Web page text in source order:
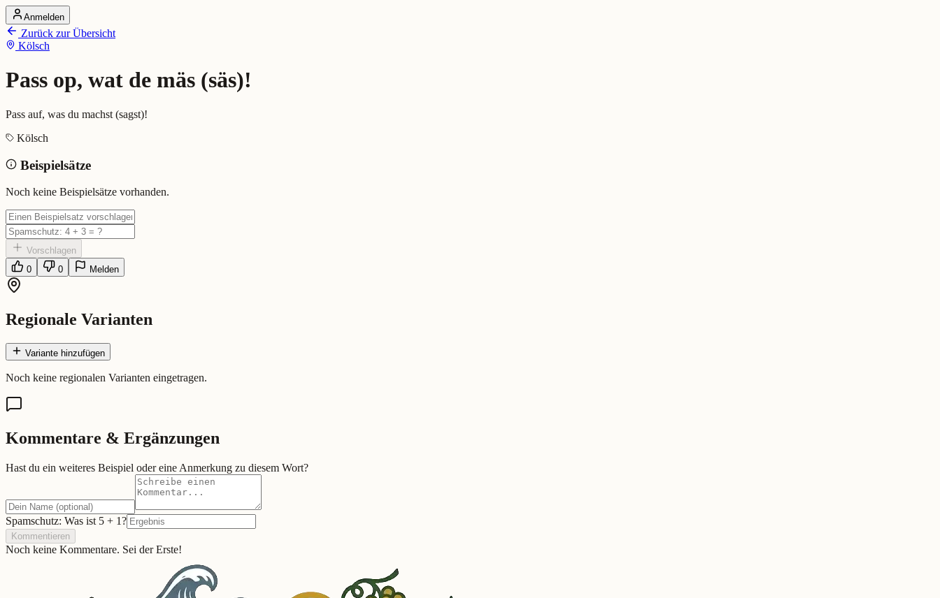
Startseite
Alle Dialekte
Dialekte vergleichen
Ranking
Pass op, wat de mäs (säs)! (Kölsch)
Bedeutung: Pass auf, was du machst (sagst)!
Beispiel:Sei vorsischtisch, pass op, wat de säs!
Eingereicht von: Mundwerk Team
Anmelden
Zurück zur Übersicht
Kölsch
Pass op, wat de mäs (säs)!
Pass auf, was du machst (sagst)!
Kölsch
Beispielsätze
Noch keine Beispielsätze vorhanden.
Vorschlagen
0
0 Melden
Regionale Varianten
Variante hinzufügen
Noch keine regionalen Varianten eingetragen.
Kommentare & Ergänzungen
Hast du ein weiteres Beispiel oder eine Anmerkung zu diesem Wort?
Spamschutz: Was ist 5 + 1?
Kommentieren
Noch keine Kommentare. Sei der Erste!